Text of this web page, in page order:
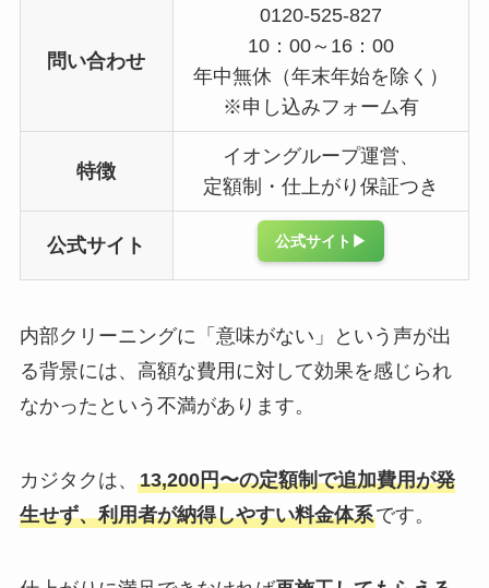
問い合わせ
0120-525-827
10：00～16：00
年中無休（年末年始を除く）
※申し込みフォーム有
特徴
イオングループ運営、
定額制・仕上がり保証つき
公式サイト 公式サイト▶︎
内部クリーニングに「意味がない」という声が出
る背景には、高額な費用に対して効果を感じられ
なかったという不満があります。
カジタクは、 13,200円〜の定額制で追加費用が発
生せず、利用者が納得しやすい料金体系です。